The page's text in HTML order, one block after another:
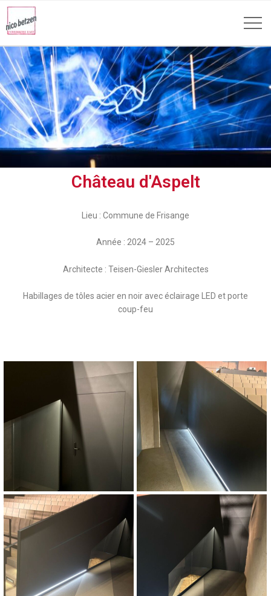
Château d'Aspelt
Lieu : Commune de Frisange
Année : 2024 – 2025
Architecte : Teisen-Giesler Architectes
Habillages de tôles acier en noir avec éclairage LED et porte
coup-feu